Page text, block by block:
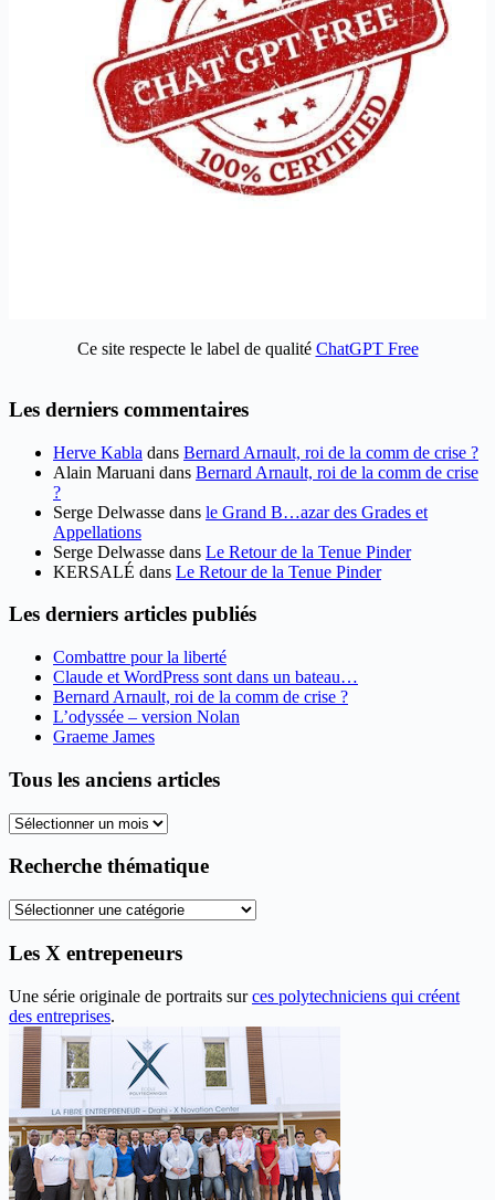
Ce site respecte le label de qualité ChatGPT Free
Les derniers commentaires
Herve Kabla dans Bernard Arnault, roi de la comm de crise ?
Alain Maruani dans Bernard Arnault, roi de la comm de crise
?
Serge Delwasse dans le Grand B…azar des Grades et
Appellations
Serge Delwasse dans Le Retour de la Tenue Pinder
KERSALÉ dans Le Retour de la Tenue Pinder
Les derniers articles publiés
Combattre pour la liberté
Claude et WordPress sont dans un bateau…
Bernard Arnault, roi de la comm de crise ?
L’odyssée – version Nolan
Graeme James
Tous les anciens articles
Tous
anciens
Recherche thématique
Recherche
Les X entrepeneurs
Une série originale de portraits surces polytechniciens qui créent
des entreprises.